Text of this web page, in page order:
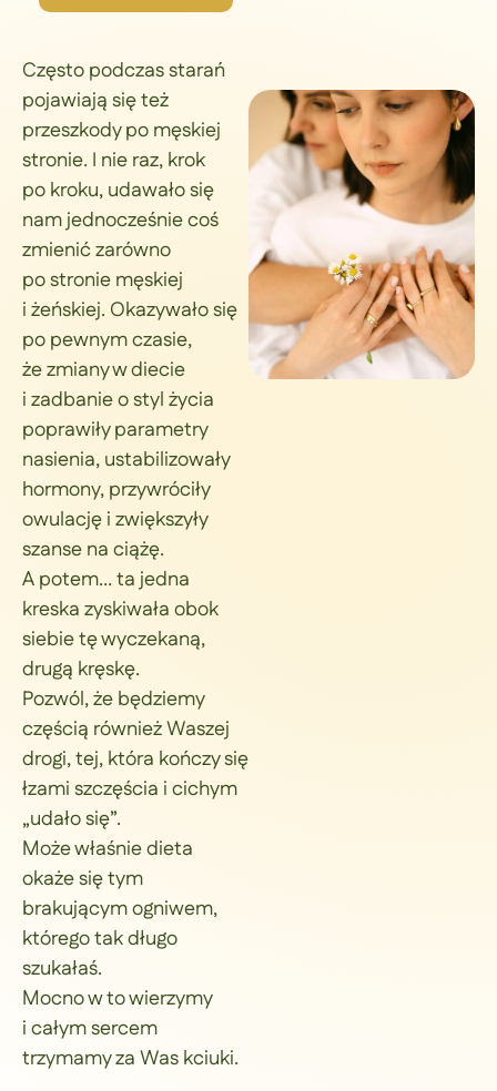
Często podczas starań
pojawiają się też
przeszkody po męskiej
stronie. I nie raz, krok
po kroku, udawało się
nam jednocześnie coś
zmienić zarówno
po stronie męskiej
i żeńskiej. Okazywało się
po pewnym czasie,
że zmiany w diecie
i zadbanie o styl życia
poprawiły parametry
nasienia, ustabilizowały
hormony, przywróciły
owulację i zwiększyły
szanse na ciążę.
A potem… ta jedna
kreska zyskiwała obok
siebie tę wyczekaną,
drugą kręskę.
Pozwól, że będziemy
częścią również Waszej
drogi, tej, która kończy się
łzami szczęścia i cichym
„udało się”.
Może właśnie dieta
okaże się tym
brakującym ogniwem,
którego tak długo
szukałaś.
Mocno w to wierzymy
i całym sercem
trzymamy za Was kciuki.